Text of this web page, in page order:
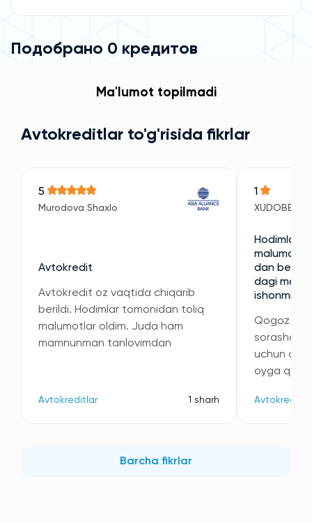
Подобрано 0 кредитов
Ma'lumot topilmadi
Avtokreditlar to'g'risida fikrlar
5
Murodova Shaxlo
Avtokredit
Avtokredit oz vaqtida chiqarib
berildi. Hodimlar tomonidan toliq
malumotlar oldim. Juda ham
mamnunman tanlovimdan
Avtokreditlar 1 sharh
1
XUDOBERDI
Hodimlari
malumotni
dan
dagi
ishonmidi
Qogoz
sorashdi
uchun
oyga
Barcha fikrlar